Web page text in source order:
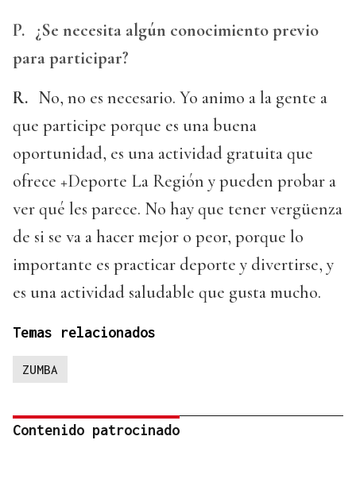
P. ¿Se necesita algún conocimiento previo
para participar?
R. No, no es necesario. Yo animo a la gente a
que participe porque es una buena
oportunidad, es una actividad gratuita que
ofrece +Deporte La Región y pueden probar a
ver qué les parece. No hay que tener vergüenza
de si se va a hacer mejor o peor, porque lo
importante es practicar deporte y divertirse, y
es una actividad saludable que gusta mucho.
Temas relacionados
ZUMBA
Contenido patrocinado